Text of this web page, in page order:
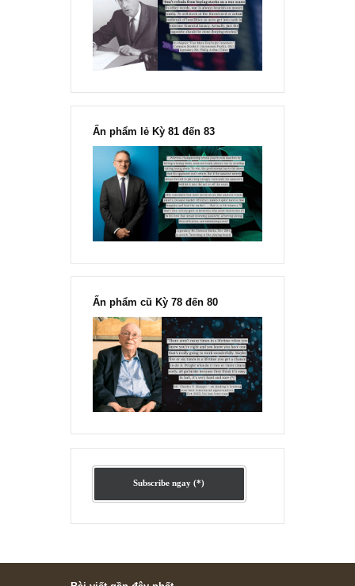
“Đừng sợ mua cổ phiếu dài hạn
chỉ vì chiến tranh”, ngài Philip
Fisher
Ấn phẩm lẻ Kỳ 81 đến 83